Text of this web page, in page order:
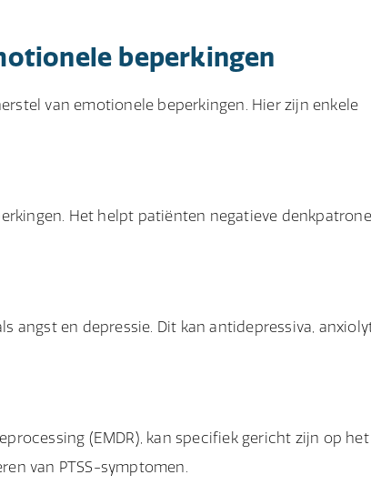
beperkingen
van emotionele beperkingen. Hier zijn enkele
Het helpt patiënten negatieve
angst en depressie. Dit kan antidepressiva,
(EMDR), kan specifiek gericht zijn op het
van PTSS-symptomen.